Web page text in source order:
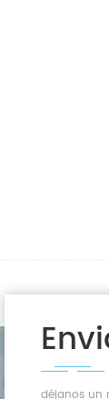
déjanos un